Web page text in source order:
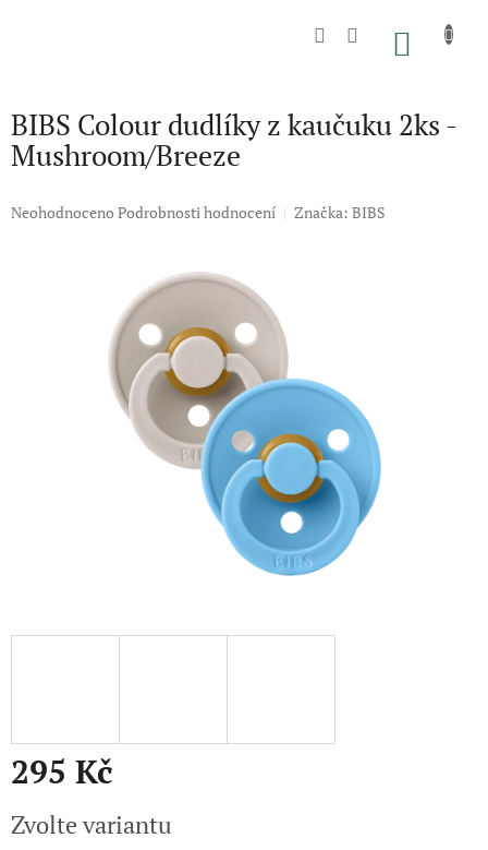
BIBS Colour dudlíky z kaučuku 2ks -
Mushroom/Breeze
Průměrné
Neohodnoceno Podrobnosti hodnocení Značka: BIBS
295 Kč
cena:
Zvolte variantu